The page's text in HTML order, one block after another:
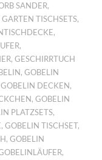
SANDER,
GARTEN TISCHSETS,
,
,
,GESCHIRRTUCH
,GOBELIN
GOBELIN DECKEN,
,GOBELIN
PLATZSETS,
,GOBELIN TISCHSET,
,GOBELIN
,